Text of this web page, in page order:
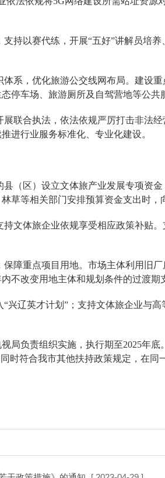
以赛代练，开展“五好”讲解员培养
，优化旅游公交线网布局。建设重
停车场、旅游厕所及自驾营地等公共
合执法，依法依规严厉打击非法经
进行业服务标准化、专业化建设。
区）设立文体旅产业发展专项资
草等相关部门安排预算资金支出时，
体旅企业依规享受相应政策补贴。
重点项目用地。市场主体利用旧厂
不改变用地主体和规划条件的过渡期
辽英才计划”；支持文体旅企业与高
负责组织实施，执行期至2025年底
时符合我市其他扶持政策规定，在